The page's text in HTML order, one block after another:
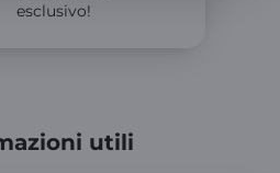
esclusivo!
utili